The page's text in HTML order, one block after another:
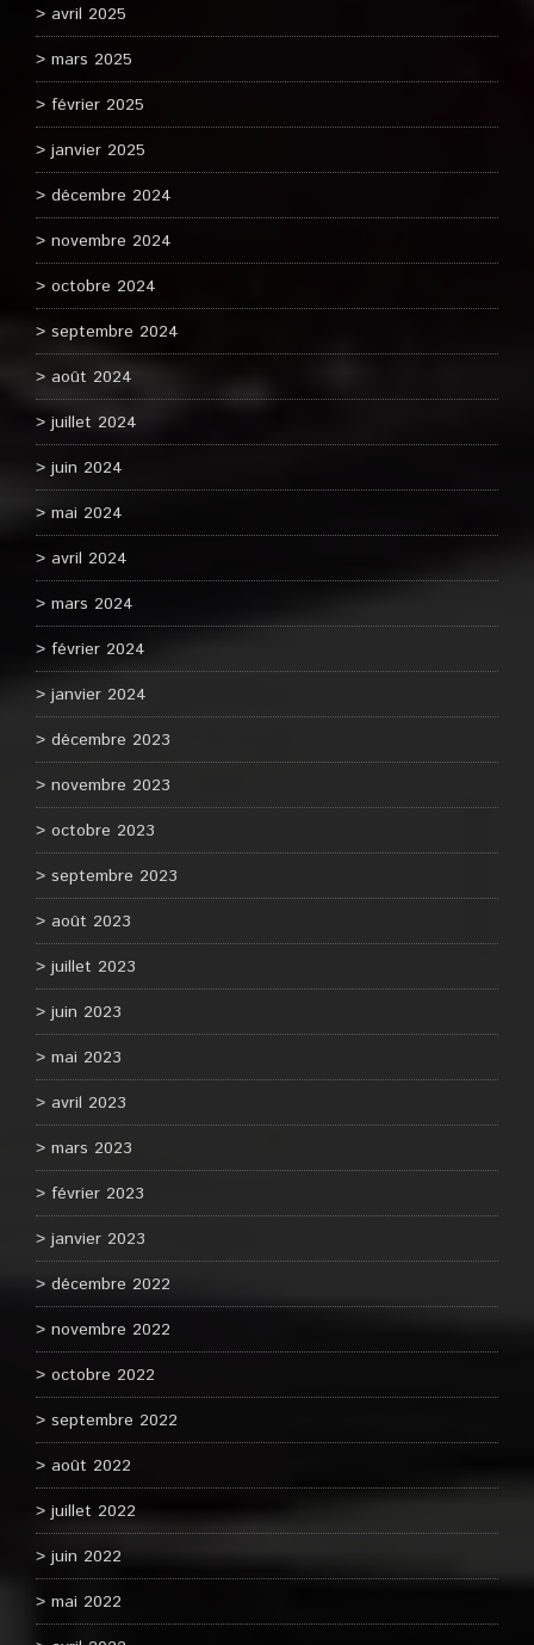
avril 2025
mars 2025
février 2025
janvier 2025
décembre 2024
novembre 2024
octobre 2024
septembre 2024
août 2024
juillet 2024
juin 2024
mai 2024
avril 2024
mars 2024
février 2024
janvier 2024
décembre 2023
novembre 2023
octobre 2023
septembre 2023
août 2023
juillet 2023
juin 2023
mai 2023
avril 2023
mars 2023
février 2023
janvier 2023
décembre 2022
novembre 2022
octobre 2022
septembre 2022
août 2022
juillet 2022
juin 2022
mai 2022